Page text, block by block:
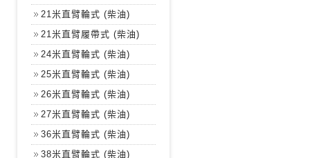
21米直臂輪式 (柴油)
21米直臂履帶式 (柴油)
24米直臂輪式 (柴油)
25米直臂輪式 (柴油)
26米直臂輪式 (柴油)
27米直臂輪式 (柴油)
36米直臂輪式 (柴油)
38米直臂輪式 (柴油)